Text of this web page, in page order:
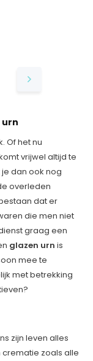
urn
Of het nu
vrijwel altijd te
dan ook nog
overleden
dat er
die men niet
graag een
glazen urn is
mee te
met betrekking
zijn leven alles
crematie zoals alle